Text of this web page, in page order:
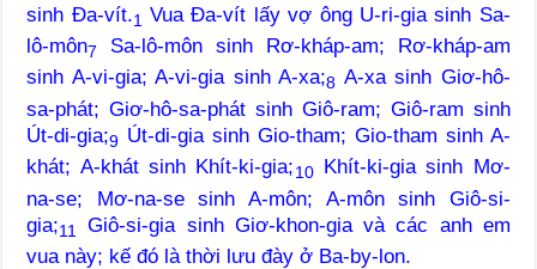
sinh Đa-vít.1 Vua Đa-vít lấy vợ ông U-ri-gia sinh Sa-
lô-môn7
Sa-lô-môn sinh Rơ-kháp-am; Rơ-kháp-am
sinh A-vi-gia; A-vi-gia sinh A-xa;8 A-xa sinh Giơ-hô-
sa-phát; Giơ-hô-sa-phát sinh Giô-ram; Giô-ram sinh
Út-di-gia;9 Út-di-gia sinh Gio-tham; Gio-tham sinh A-
khát; A-khát sinh Khít-ki-gia;10Khít-ki-gia sinh Mơ-
na-se; Mơ-na-se sinh A-môn; A-môn sinh Giô-si-
gia;11
Giô-si-gia sinh Giơ-khon-gia và các anh em
vua này; kế đó là thời lưu đày ở Ba-by-lon.